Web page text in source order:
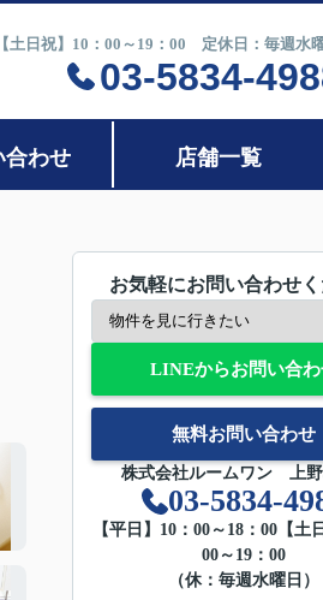
土日祝】10：00～19：00 定休日：毎週水
03-5834-
合わせ 店舗一覧
お気軽にお問い合わせ
LINEからお問い合わ
無料お問い合わせ
株式会社ルームワン 上野
03-5834-
【平日】10：00～18：00【土
00～19：00
（休：毎週水曜日）